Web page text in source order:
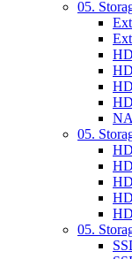
05.
05.
05.